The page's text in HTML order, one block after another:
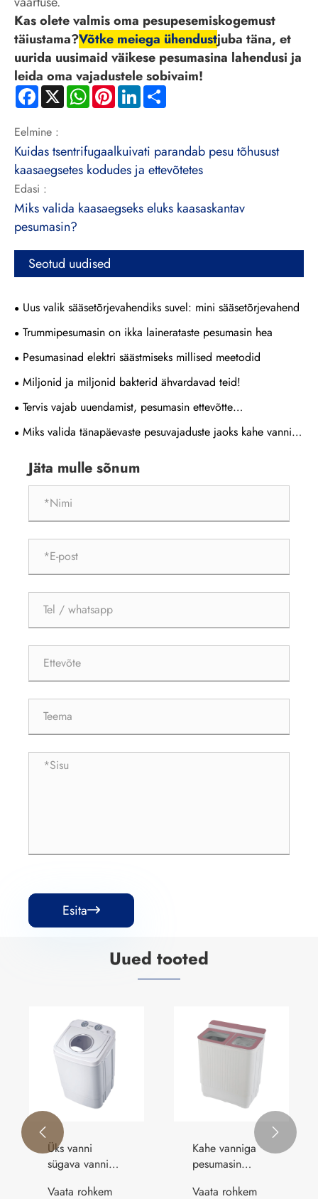
Kas olete valmis oma pesupesemiskogemust
täiustama?Võtke meiega ühendustjuba täna, et
uurida uusimaid väikese pesumasina lahendusi ja
leida oma vajadustele sobivaim!
Facebook
X WhatsApp
PinterestLinkedIn
Eelmine :
Kuidas tsentrifugaalkuivati ​​parandab pesu tõhusust
kaasaegsetes kodudes ja ettevõtetes
Edasi :
Miks valida kaasaegseks eluks kaasaskantav
pesumasin?
Seotud uudised
Uus valik sääsetõrjevahendiks suvel: mini sääsetõrjevahend
Trummipesumasin on ikka lainerataste pesumasin hea
Pesumasinad elektri säästmiseks millised meetodid
Miljonid ja miljonid bakterid ähvardavad teid!
Tervis vajab uuendamist, pesumasin ettevõtte
läbimurdepunkt on klassifitseeritud pesta hooldus?
Miks valida tänapäevaste pesuvajaduste jaoks kahe vanniga
Jäta mulle sõnum
Esita
Uued tooted
Ühe
kraanikausiga
pesumasin ilma
kuivatita
Vaata rohkem
>>
Kingade
beebile
Vaata rohkem
 